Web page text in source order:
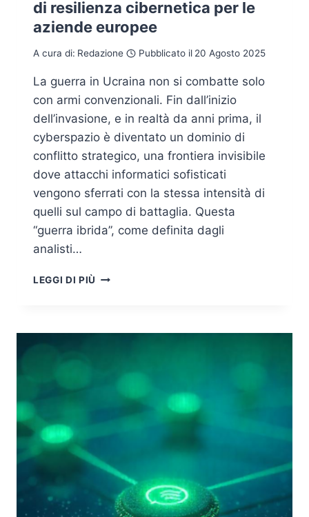
di resilienza cibernetica per le
aziende europee
A cura di: Redazione Pubblicato il 20 Agosto 2025
La guerra in Ucraina non si combatte solo
con armi convenzionali. Fin dall’inizio
dell’invasione, e in realtà da anni prima, il
cyberspazio è diventato un dominio di
conflitto strategico, una frontiera invisibile
dove attacchi informatici sofisticati
vengono sferrati con la stessa intensità di
quelli sul campo di battaglia. Questa
“guerra ibrida”, come definita dagli
analisti…
LEGGI DI PIÙ CONFLITTO
DI
EUROPEE